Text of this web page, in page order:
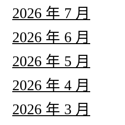
2026 年 7 月
2026 年 6 月
2026 年 5 月
2026 年 4 月
2026 年 3 月